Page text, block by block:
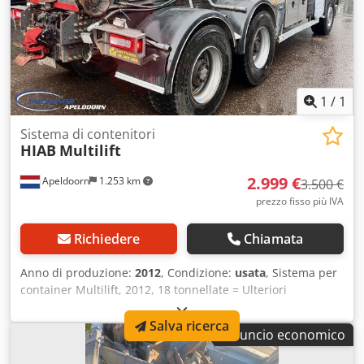
utilizzo in silvicoltura Per ulteriori informazioni, si prega di
contattare Marius Herden.
1 / 1
Apeldoorn 1.253 km
Sistema di contenitori
HIAB Multilift
2.999 €3.500 €
prezzo fisso più IVA
Richiedere Chiamata
Anno di produzione: 2012, Condizione: usata, Sistema per
container Multilift, 2012, 18 tonnellate = Ulteriori
informazioni = Dedswa D Thopfx Ai Hskr Anno di
costruzione: gennaio 2011 = Informazioni aziendali = Dati
bancari: Conto Rabobank: 39.33.10.655 IBAN:
NL73RABO0393310655 Codice SWIFT/BIC: RABONL2U -
Annuncio economico
Salva ricerca